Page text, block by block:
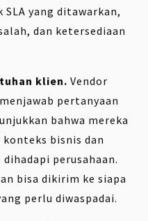
yang ditawarkan,
dan ketersediaan
klien. Vendor
pertanyaan
bahwa mereka
bisnis dan
perusahaan.
bisa dikirim ke siapa
perlu diwaspadai.